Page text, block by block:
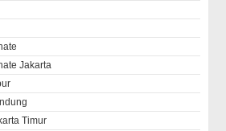
Jakarta
Timur